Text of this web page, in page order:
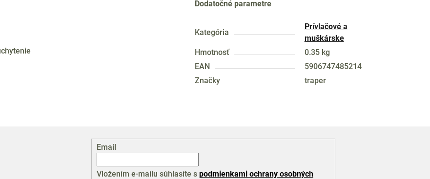
Dodatočné parametre
Kategória
Prívlačové a
muškárske
Hmotnosť
0.35 kg
EAN
5906747485214
Značky
traper
Email
Vložením e-mailu súhlasíte s podmienkami ochrany osobných